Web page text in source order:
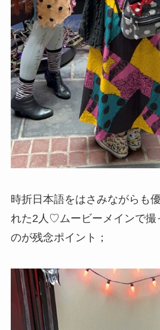
時折日本語をはさみながらも
れた2人♡ムービーメインで撮
のが残念ポイント；